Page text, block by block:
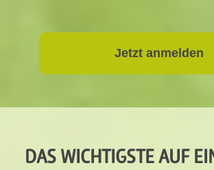
Jetzt anmelden
DAS WICHTIGSTE AUF